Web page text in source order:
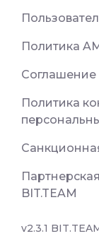
Политика
Политика
BIT.TEAM
v2.3.1